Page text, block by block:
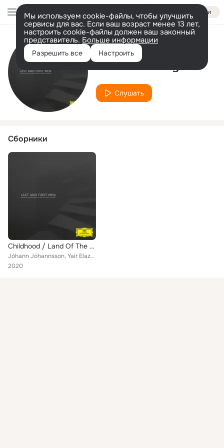
Войти
Мы используем cookie-файлы, чтобы улучшить
сервисы для вас. Если ваш возраст менее 13 лет,
настроить cookie-файлы должен ваш законный
представитель. Больше информации
Разрешить все Настроить
Исполнитель
Kate Macoboy
Слушать
Сборники
Childhood / Land Of The Young
Jóhann Jóhannsson, Yair Elazar Glotman, Robert Aiki Aubrey Lowe, Else Torp, Kate Macoboy, Viktor Orri Árnason, Budapest Art Orch...
2020